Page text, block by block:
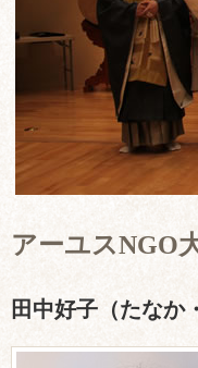
アーユスNGO
田中好子（たなか